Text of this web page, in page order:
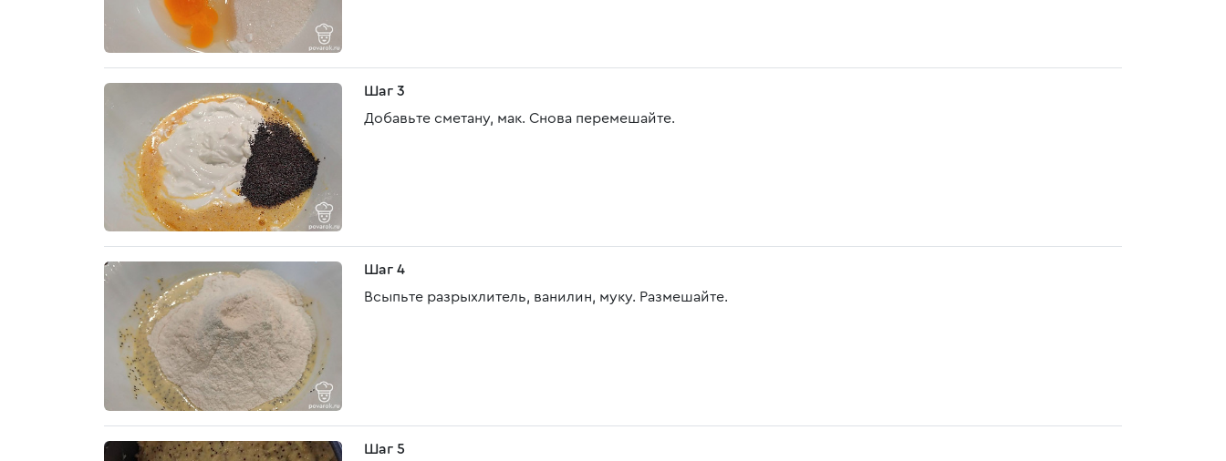
Шаг 3
Добавьте сметану, мак. Снова перемешайте.
Шаг 4
Всыпьте разрыхлитель, ванилин, муку. Размешайте.
Шаг 5